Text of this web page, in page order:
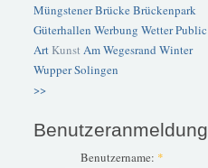
Müngstener BrückeBrückenpark
Güterhallen Werbung WetterPublic
Art Kunst Am Wegesrand Winter
WupperSolingen
>>
Benutzeranmeldung
Benutzername: *